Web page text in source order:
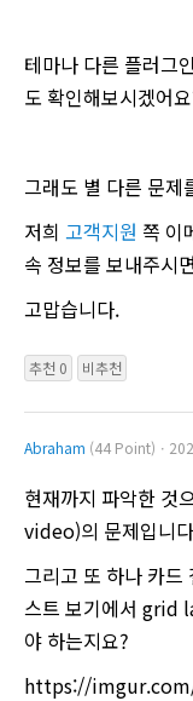
테마나 다른 플러그
도 확인해보시겠어
그래도 별 다른 문제
저희 고객지원 쪽 이
속 정보를 보내주시
고맙습니다.
추천 0 비추천
Abraham (44 Point)ㆍ
현재까지 파악한
video)의 문제입니
그리고 또 하나 카드
스트 보기에서 grid
야 하는지요?
https://